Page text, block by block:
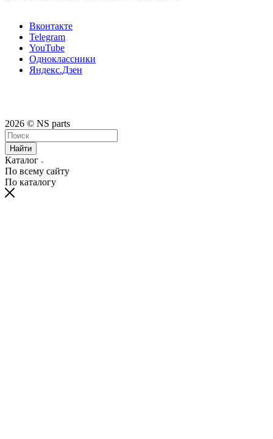
Вконтакте
Telegram
YouTube
Одноклассники
Яндекс.Дзен
2026 © NS parts
Найти
Каталог
По всему сайту
По каталогу